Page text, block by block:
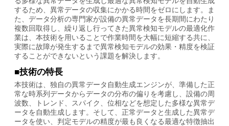
するため、異常データの収集にかかる時間をゼロにします。ま
た、データ分析の専門家が設備の異常データを長期間にわたり
複数回取得し、繰り返し行ってきた異常検知モデルの最適化作
業は、本技術を用いることで作業時間を大幅に短縮する共に、
実際に故障が発生するまで異常検知モデルの効果・精度を検証
することができないという課題を解決します。
■技術の特長
本技術は、独自の異常データ自動生成エンジンが、準備した正
常な時系列データからデータの分布の偏りを考慮し、設備の周
波数、トレンド、スパイク、位相などを想定した多様な異常デ
ータを自動生成します。そして、正常データと生成した異常デ
ータを使い、判定モデルの精度が最も良くなる最適な特徴抽出